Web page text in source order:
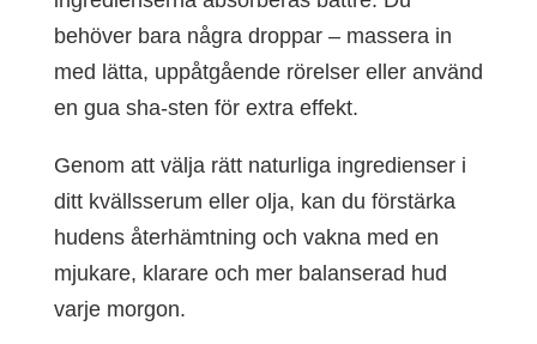
behöver bara några droppar – massera in
med lätta, uppåtgående rörelser eller använd
en gua sha-sten för extra effekt.
Genom att välja rätt naturliga ingredienser i
ditt kvällsserum eller olja, kan du förstärka
hudens återhämtning och vakna med en
mjukare, klarare och mer balanserad hud
varje morgon.